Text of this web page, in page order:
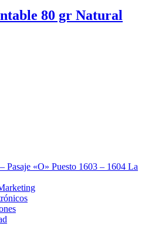
80 gr Natural
Pasaje «O» Puesto 1603 – 1604 La